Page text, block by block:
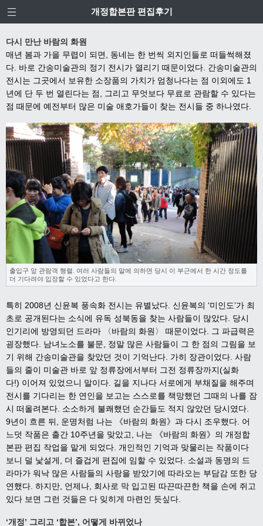
개정합본판 편집후기
다시 만난 바람의 화원
매년 봄과 가을 무렵이 되면
동네는 한 번씩 외지인들로 떠들썩해졌
다 바로 간송미술관의 정기 전시가 열리기 때문이었다 간송미술관의
전시는 그곳에서 보유한 소장품의 가치가 엄청나다는 점 이외에도 1
년에 단 두 번 열린다는 점
그리고 무엇보다 무료로 관람할 수 있다는
점 때문에 예전부터 많은 미술 애호가들이 찾는 전시들 중 하나였다
출입구 앞 관람객 행렬. 여러 사람들의 말에 의하면 당시 이 부근에서 한 시간 정도를
더 기다려야 입장할 수 있었다고 한다.
특히 2008년 신윤복 풍속화 전시는 유별났다. 신윤복의 ‘미인도’가 최
초로 공개된다는 소식에 유독 성북동을 찾는 사람들이 많았다. 당시
인기리에 방영되던 드라마
〈바람의 화원 〉 때문이었다. 그 파급력은
굉장했다. 남녀노소를 불문, 정말 많은 사람들이 그 한 점의 그림을 보
기 위해 간송미술관을 찾았던 것이 기억난다. 가히 장관이었다. 사람
들의 줄이 미술관 바로 앞 정류장에서부터 그전 정류장까지(실화
다!) 이어져 있었으니 말이다. 길을 지나다 서로에게 부채질을 해주며
전시를 기다리는 한 연인을 보고는 스스로를 책망했던 그때의 나를 잠
시 떠올려본다. 소소하게 불쾌했던 순간들도 적지 않았던 당시였다.
9년이 흐른 뒤, 운명처럼 나는 《바람의 화원》 과 다시 조우했다. 어
느덧 작품은 출간 10주년을 맞았고, 나는 《바람의 화원》 의 개정합
본판 편집 작업을 맡게 되었다. 개인적인 기억과 맞물리는 작품이다
보니 덜 낯설게, 더 즐겁게 편집에 임할 수 있었다. 소설과 동명의 드
라마가 워낙 많은 사람들의 사랑을 받았기에 따라오는 부담감 또한 당
연했다. 하지만, 언제나, 회사로 막 입고된 따끈따끈한 책을 손에 쥐고
있다 보면 그런 것들은 다 잊히게 마련인 듯싶다.
‘개정’ 그리고 ‘합본’, 어떻게 바뀌었나